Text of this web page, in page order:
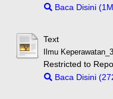
Baca Disini
Text
Ilmu
Restricted to
Baca Disini